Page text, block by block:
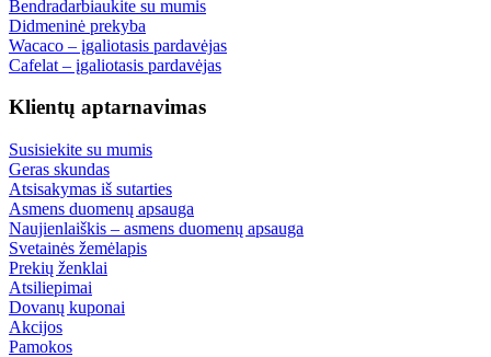
Bendradarbiaukite su mumis
Didmeninė prekyba
Wacaco – įgaliotasis pardavėjas
Cafelat – įgaliotasis pardavėjas
Klientų aptarnavimas
Susisiekite su mumis
Geras skundas
Atsisakymas iš sutarties
Asmens duomenų apsauga
Naujienlaiškis – asmens duomenų apsauga
Svetainės žemėlapis
Prekių ženklai
Atsiliepimai
Dovanų kuponai
Akcijos
Pamokos